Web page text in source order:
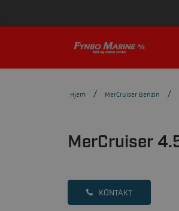
Hjem MerCruiser Benzin
MerCruiser
KONTAKT